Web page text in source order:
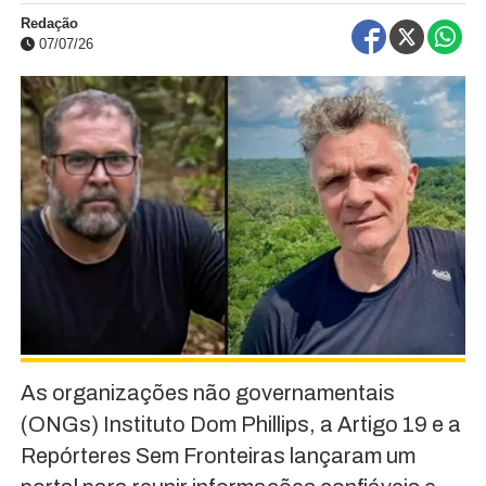
Redação
07/07/26
As organizações não governamentais
(ONGs) Instituto Dom Phillips, a Artigo 19 e a
Repórteres Sem Fronteiras lançaram um